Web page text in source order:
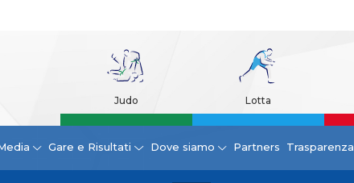
Judo Lotta
Gare e Risultati Dove siamo Partners Trasparenza